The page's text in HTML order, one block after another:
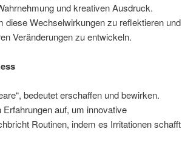
und kreativen Ausdruck.
Wechselwirkungen zu reflektieren und
Veränderungen zu entwickeln.
bedeutet erschaffen und bewirken.
auf, um innovative
Routinen, indem es Irritationen schafft